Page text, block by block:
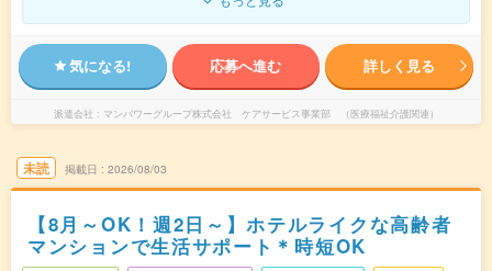
気になる! 応募へ進む 詳しく見る
派遣会社 マンパワーグループ株式会社 ケアサービス事業部 （医療福祉介護関連）
未読 掲載日 2026/08/03
【8月～OK！週2日～】ホテルライクな高齢者
マンションで生活サポート＊時短OK